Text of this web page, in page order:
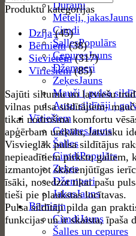
Dūraiņi
Mēteļi, jakas
Cimdi
Šalles
Cepures
Džemperi
Zeķes
Mauči | pulsa
Ausu sildītāji |
Vīriešiem
Cepures
Šalles
Cimdi
Zeķes
Džemperi
Jakas
Bērniem
Cimdi
Šalles un cepures
Produktu kategorijas
Dzija (45)
Bērniem (38)
Sievietēm (317)
Vīriešiem (85)
Sajūti siltumu un latviešu
vilnas pulsa sildītājiem-
tikai nodrošina komfortu
apģērbam unikālu, latvisku
Visvieglāk pulsa sildītājus
nepieadītiem pirkstu galiem,
izmantojot skārienjūtīgas
īsāki, nosedzot tikai pašu
tieši pie plaukstas locītavas.
Pulsa sildītāji pilda gan
funkcijas un ir skaista, īpaša